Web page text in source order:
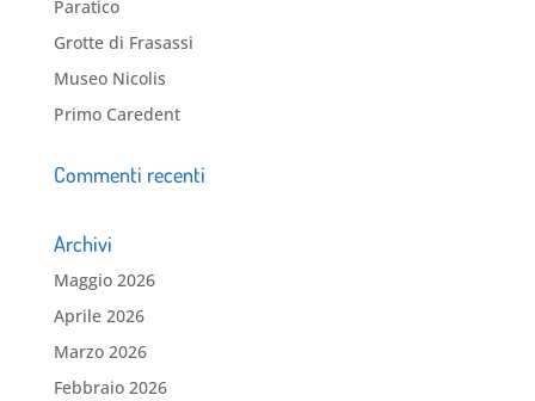
Paratico
Grotte di Frasassi
Museo Nicolis
Primo Caredent
Commenti recenti
Archivi
Maggio 2026
Aprile 2026
Marzo 2026
Febbraio 2026